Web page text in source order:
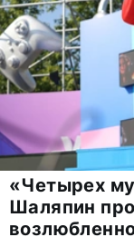
«Четырех
Шаляпин